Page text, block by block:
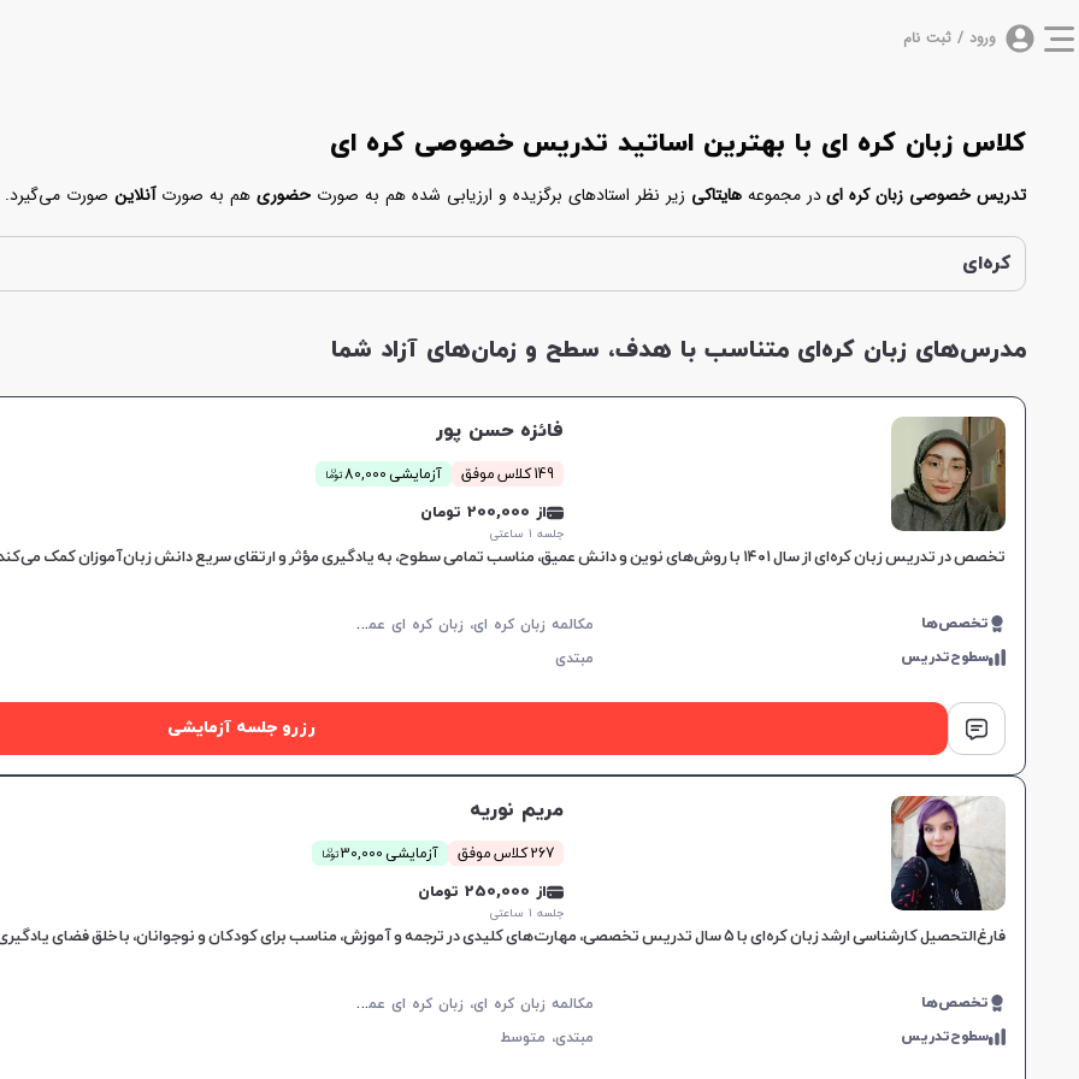
ورود / ثبت نام
کلاس زبان کره ای با بهترین اساتید تدریس خصوصی کره ای
تدریس خصوصی زبان کره ایدر مجموعه هایتاکی زیر نظر استادهای برگزیده و ارزیابی شده هم به صورت حضوری هم به صورتآنلاین صورت می‌گیرد.
کره ایکنید.
کره‌ای
مدرس‌های زبان کره‌ای متناسب با هدف، سطح و زمان‌های آزاد شما
فائزه حسن پور
149 کلاس موفق آزمایشی 80,000 توما
ن
از 200,000 تومان
جلسه ۱ ساعتی
تخصص در تدریس زبان کره‌ای از سال ۱۴۰۱ با روش‌های نوین و دانش عمیق، مناسب تمامی سطوح، به یادگیری مؤثر و ارتقای سریع دانش زبان‌آموزان کمک می‌کند.
تخصص‌ها م
کالمه زبان کره ای، زبان کره ای عمومی، زبان کره ای کودکان
سطوح‌تدریس مبتدی
رزرو جلسه آزمایشی
مریم نوریه
267 کلاس موفق آزمایشی 30,000 توما
ن
از 250,000 تومان
جلسه ۱ ساعتی
فارغ‌التحصیل کارشناسی ارشد زبان کره‌ای با ۵ سال تدریس تخصصی، مهارت‌های کلیدی در ترجمه و آموزش، مناسب برای کودکان و نوجوانان، با خلق فضای یادگیری شاد و خلاق.
تخصص‌ها م
کالمه زبان کره ای، زبان کره ای عمومی، زبان کره ای کودکان
سطوح‌تدریس مبتدی، متوسط